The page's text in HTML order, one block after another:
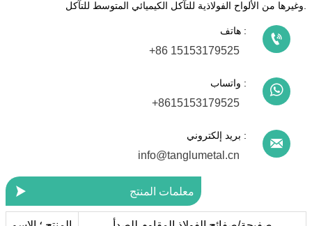
هاتف :
+86 15153179525

واتساب :
+8615153179525

بريد إلكتروني :
info@tanglumetal.cn

 معلمات المنتج